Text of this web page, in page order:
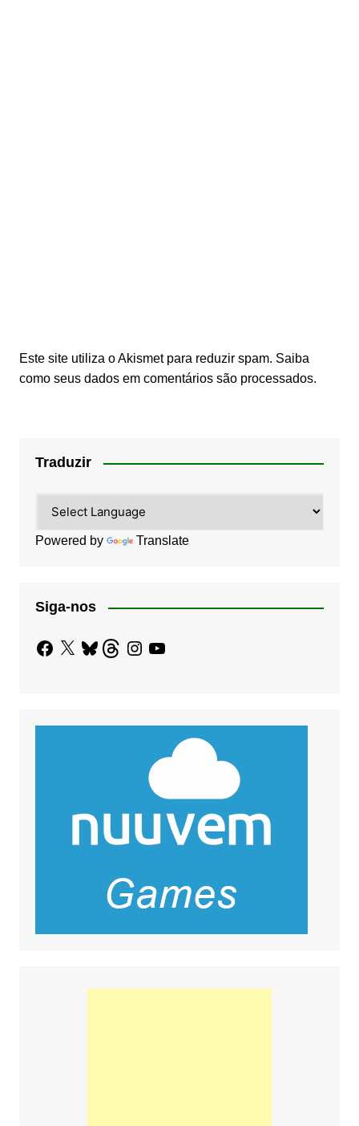
Este site utiliza o Akismet para reduzir spam. Saiba
como seus dados em comentários são processados.
Traduzir
Powered by Translate
Siga-nos
Facebook
X BlueskyThreadsInstagram
YouTube